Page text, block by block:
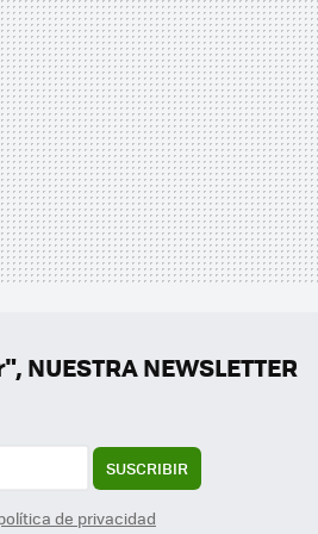
NEWSLETTER
SUSCRIBIR
de privacidad